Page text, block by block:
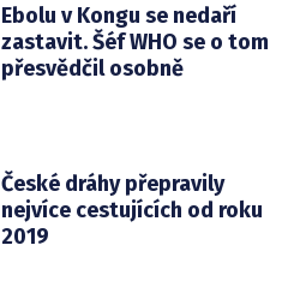
Ebolu v Kongu se nedaří
zastavit. Šéf WHO se o tom
přesvědčil osobně
České dráhy přepravily
nejvíce cestujících od roku
2019